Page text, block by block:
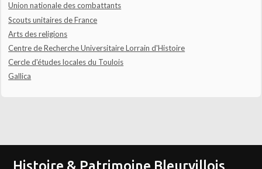
Union nationale des combattants
Scouts unitaires de France
Arts des religions
Centre de Recherche Universitaire Lorrain d'Histoire
Cercle d'études locales du Toulois
Gallica
Histoire & Patrimoine Bleurvillois